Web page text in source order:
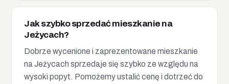
Jak szybko sprzedać mieszkanie na
Jeżycach?
Dobrze wycenione i zaprezentowane mieszkanie
na Jeżycach sprzedaje się szybko ze względu na
wysoki popyt. Pomożemy ustalić cenę i dotrzeć do